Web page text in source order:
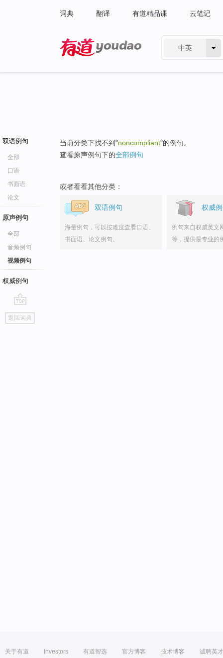
词典 翻译 有道精品课 云笔记
中英
双语例句
全部
口语
书面语
论文
原声例句
全部
音频例句
视频例句
权威例句
go
top
返回词典
当前分类下找不到"noncompliant"的例句。
查看原声例句下的全部例句
或者看看其他分类：
双语例句
海量例句，可以按难度查看口语、
书面语、论文例句。
权威
例句来自权威英文
等，提供最专业的
关于有道 Investors 有道智选 官方博客 技术博客 诚聘英才